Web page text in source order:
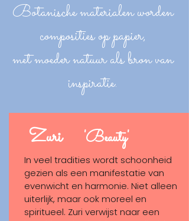
Botanische materialen worden
composities op papier,
met moeder natuur als bron van
inspiratie.
Zuri 'Beauty'
In veel tradities wordt schoonheid
gezien als een manifestatie van
evenwicht en harmonie. Niet alleen
uiterlijk, maar ook moreel en
spiritueel. Zuri verwijst naar een